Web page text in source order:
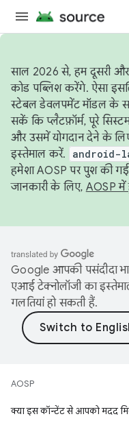
साल 2026 से, हम दूसरी और
कोड पब्लिश करेंगे. ऐसा
स्टेबल डेवलपमेंट मॉडल के
सकें कि प्लैटफ़ॉर्म, पूरे
और उसमें योगदान देने के
इस्तेमाल करें.
android-
हमेशा AOSP पर पुश की
जानकारी के लिए, AOSP में
Google आपकी पसंदीदा
एआई टेक्नोलॉजी का
गलतियां हो सकती हैं.
AOSP
क्या इस कॉन्टेंट से आपको मदद